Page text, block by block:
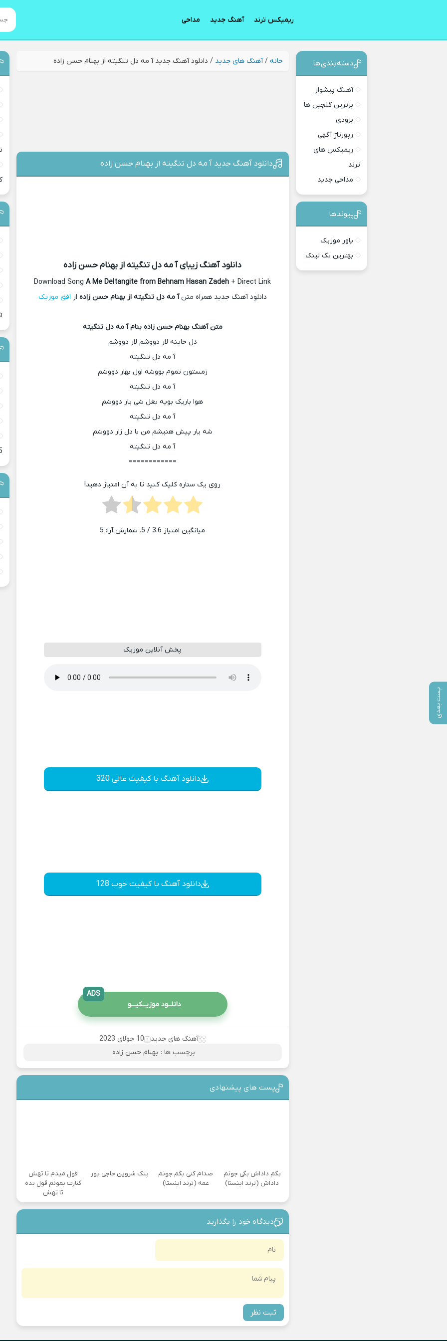
ریمیکس ترند آهنگ جدید مداحی
خانه /آهنگ های جدید / دانلود آهنگ جدید آ مه دل تنگیته از بهنام حسن زاده
پست بعدی
دانلود آهنگ جدید آ مه دل تنگیته از بهنام حسن زاده
دانلود آهنگ زیبای آ مه دل تنگیته از بهنام حسن زاده
Download SongA Me Deltangite from Behnam Hasan Zadeh + Direct Link
دانلود آهنگ جدید همراه متنآ مه دل تنگیته از بهنام حسن زاده از افق موزیک
متن آهنگ بهنام حسن زاده بنام آ مه دل تنگیته
دل خاینه لار دووشم لار دووشم
آ مه دل تنگیته
زمستون تموم بووشه اول بهار دووشم
آ مه دل تنگیته
هوا باریک بویه بغل شی یار دووشم
آ مه دل تنگیته
شه یار پیش هنیشم من با دل زار دووشم
آ مه دل تنگیته
============
روی یک ستاره کلیک کنید تا به آن امتیاز دهید!
میانگین امتیاز 3.6/ 5. شمارش آرا: 5
پخش آنلاین موزیک
دانلود آهنگ با کیفیت عالی 320
دانلود آهنگ با کیفیت خوب 128
دانلــود موزیــکیـــو
ADS
آهنگ های جدید
10 جولای 2023
برچسب ها : بهنام حسن زاده
پست های پیشنهادی
بگم داداش بگی جونم
داداش (ترند اینستا)
صدام کنی بگم جونم
عمه (ترند اینستا)
پتک شروین حاجی پور
قول میدم تا تهش
کنارت بمونم قول بده
تا تهش
دیدگاه خود را بگذارید
ثبت نظر
دسته‌بندی‎‌‌ها
آهنگ پیشواز
برترین گلچین ها
بزودی
رپورتاژ آگهی
ریمیکس های
ترند
مداحی جدید
پیوندها
پاور موزیک
بهترین بک لینک